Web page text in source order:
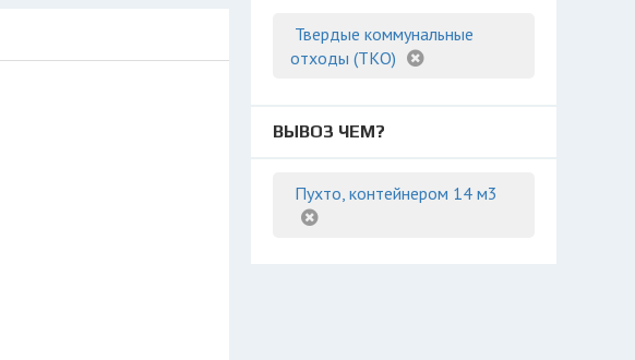
Твердые коммунальные
отходы (ТКО)
ВЫВОЗ ЧЕМ?
Пухто, контейнером 14 м3